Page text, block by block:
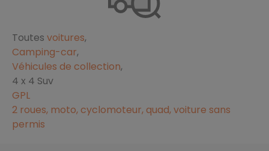
Toutes voitures,
Camping-car,
Véhicules de collection,
4 x 4 Suv
GPL
2 roues, moto, cyclomoteur, quad, voiture sans
permis